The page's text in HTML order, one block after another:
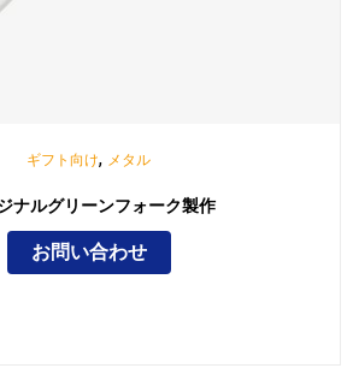
ギフト向け, メタル
ナルグリーンフォーク製作
お問い合わせ